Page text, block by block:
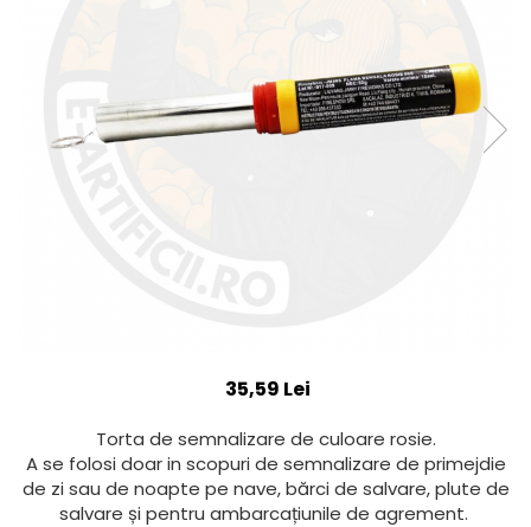
35,59 Lei
Torta de semnalizare de culoare rosie.
A se folosi doar in scopuri de semnalizare de primejdie
de zi sau de noapte pe nave, bărci de salvare, plute de
salvare și pentru ambarcațiunile de agrement.